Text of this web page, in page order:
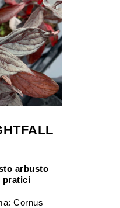
arbusto
pratici
Cornus